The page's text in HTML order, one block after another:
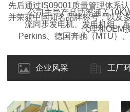
先后通过IS09001质量管理体系
并荣获中国知名品牌称号，以及
代理和OEM
公司主导产品功率涵盖
流同步发电机、发电机组。
Perkins、德国奔驰（MTU）
车型、静音箱型、集装箱型、
型、多机自动并机并网调频调载
用于工矿、企业、学校、医院、
企业风采 工厂